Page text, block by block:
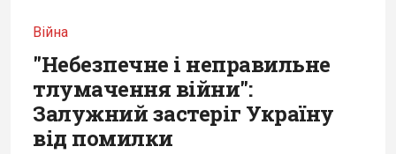
Війна
"Небезпечне і неправильне
тлумачення війни":
Залужний застеріг Україну
від помилки